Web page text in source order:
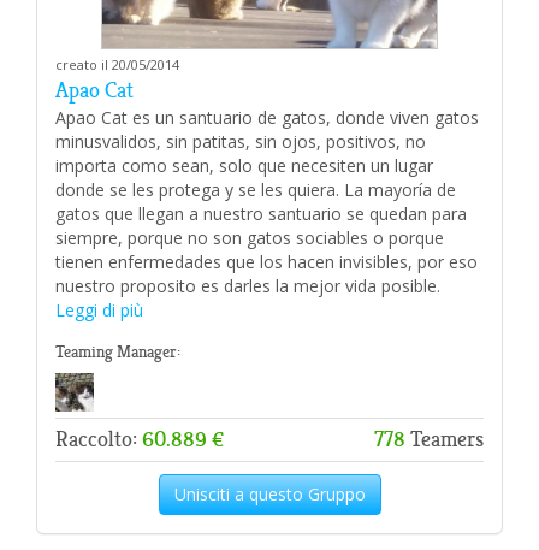
creato il 20/05/2014
Apao Cat
Apao Cat es un santuario de gatos, donde viven gatos
minusvalidos, sin patitas, sin ojos, positivos, no
importa como sean, solo que necesiten un lugar
donde se les protega y se les quiera. La mayoría de
gatos que llegan a nuestro santuario se quedan para
siempre, porque no son gatos sociables o porque
tienen enfermedades que los hacen invisibles, por eso
nuestro proposito es darles la mejor vida posible.
Leggi di più
Teaming Manager:
Raccolto: 60.889 € 778 Teamers
Unisciti a questo Gruppo